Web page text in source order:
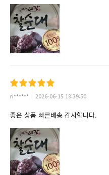
ri****** 2026-06-15 18:39:50
좋은 상품 빠른배송 감사합니다.